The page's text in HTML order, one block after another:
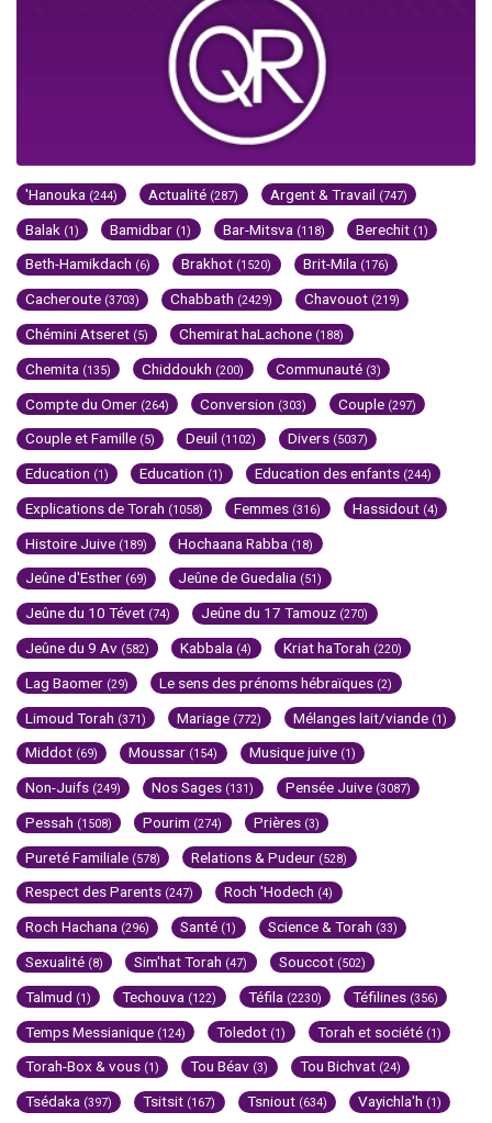
'Hanouka (244) Actualité (287) Argent & Travail (747)
Balak (1) Bamidbar (1) Bar-Mitsva (118) Berechit (1)
Beth-Hamikdach (6) Brakhot (1520) Brit-Mila (176)
Cacheroute (3703) Chabbath (2429) Chavouot (219)
Chémini Atseret (5) Chemirat haLachone (188)
Chemita (135) Chiddoukh (200) Communauté (3)
Compte du Omer (264) Conversion (303) Couple (297)
Couple et Famille (5) Deuil (1102) Divers (5037)
Education (1) Education (1) Education des enfants (244)
Explications de Torah (1058) Femmes (316) Hassidout (4)
Histoire Juive (189) Hochaana Rabba (18)
Jeûne d'Esther (69) Jeûne de Guedalia (51)
Jeûne du 10 Tévet (74) Jeûne du 17 Tamouz (270)
Jeûne du 9 Av (582) Kabbala (4) Kriat haTorah (220)
Lag Baomer (29) Le sens des prénoms hébraïques (2)
Limoud Torah (371) Mariage (772) Mélanges lait/viande (1)
Middot (69) Moussar (154) Musique juive (1)
Non-Juifs (249) Nos Sages (131) Pensée Juive (3087)
Pessah (1508) Pourim (274) Prières (3)
Pureté Familiale (578) Relations & Pudeur (528)
Respect des Parents (247) Roch 'Hodech (4)
Roch Hachana (296) Santé (1) Science & Torah (33)
Sexualité (8) Sim'hat Torah (47) Souccot (502)
Talmud (1) Techouva (122) Téfila (2230) Téfilines (356)
Temps Messianique (124) Toledot (1) Torah et société (1)
Torah-Box & vous (1) Tou Béav (3) Tou Bichvat (24)
Tsédaka (397) Tsitsit (167) Tsniout (634) Vayichla'h (1)